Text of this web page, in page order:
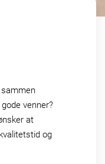
venner?
at
og